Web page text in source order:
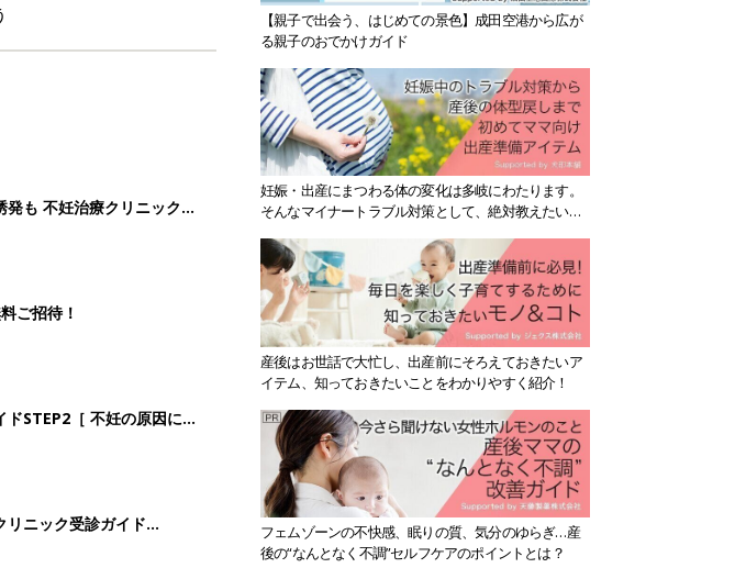
発も 不妊治療クリニック受
ご招待！
STEP2［ 不妊の原因につ
リニック受診ガイド
【親子で出会う、はじめての景色】成田空港から広が
る親子のおでかけガイド
妊娠・出産にまつわる体の変化は多岐にわたります。
そんなマイナートラブル対策として、絶対教えたい！
産後はお世話で大忙し、出産前にそろえておきたいア
イテム、知っておきたいことをわかりやすく紹介！
フェムゾーンの不快感、眠りの質、気分のゆらぎ…産
後の“なんとなく不調”セルフケアのポイントとは？